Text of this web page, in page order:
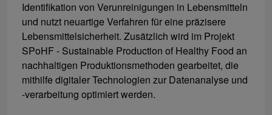
Identifikation von Verunreinigungen in Lebensmitteln
und nutzt neuartige Verfahren für eine präzisere
Lebensmittelsicherheit. Zusätzlich wird im Projekt
SPoHF - Sustainable Production of Healthy Food an
nachhaltigen Produktionsmethoden gearbeitet, die
mithilfe digitaler Technologien zur Datenanalyse und
-verarbeitung optimiert werden.